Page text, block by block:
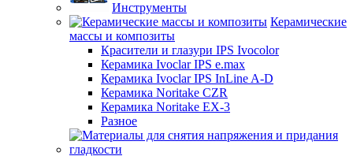
Инструменты
Керамические
массы и композиты
Красители и глазури IPS Ivocolor
Керамика Ivoclar IPS e.max
Керамика Ivoclar IPS InLine A-D
Керамика Noritake CZR
Керамика Noritake EX-3
Разное